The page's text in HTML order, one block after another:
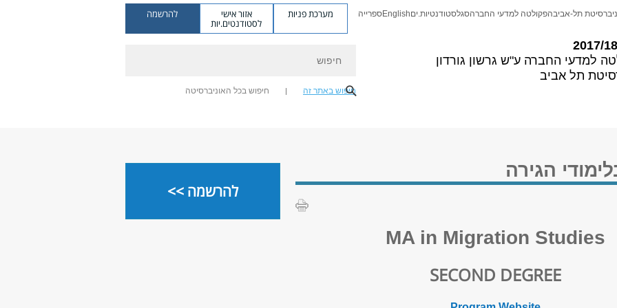
למדעי החברה ע"ש גרשון גורדון
תל אביב
תל-אביבהפקולטה למדעי החברהסגלסטודנטיות.יםEnglishספרייה מערכת פניות אזור אישי
לסטודנטים.יות
להרשמה
חיפוש באתר זה חיפוש בכל האוניברסיטה
הגירה
MA in Migration Studies​
SECOND DEGREE
להרשמה >>